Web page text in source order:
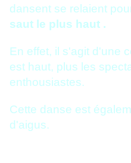
dansent se relaient
saut le plus haut .
En effet, il s'agit d'une
est haut, plus les
enthousiastes.
Cette danse est
d'aigus.